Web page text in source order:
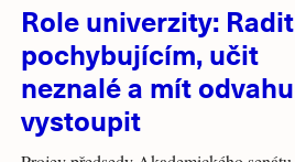
Role univerzity: Radit
pochybujícím, učit
neznalé a mít odvahu
vystoupit